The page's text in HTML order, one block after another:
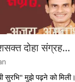
दोहा संग्रह…
सुरभि" मुझे पढ़ने को मिली।